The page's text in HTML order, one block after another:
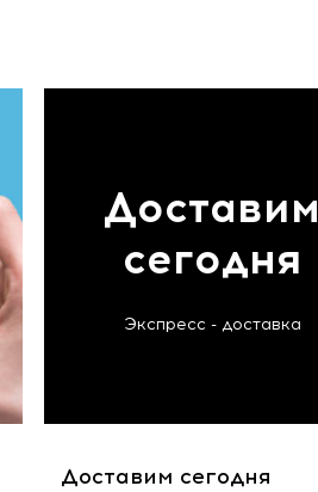
Доставим
сегодня
Экспресс - доставка
Доставим сегодня